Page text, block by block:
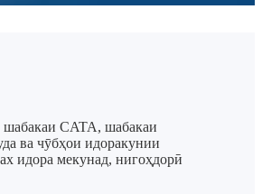
шабакаи CATA, шабакаи
ва чӯбҳои идоракунии
идора мекунад, нигоҳдорӣ